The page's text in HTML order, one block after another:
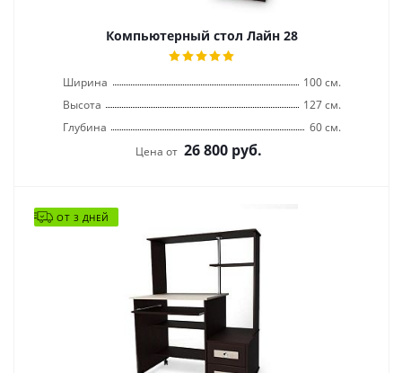
Компьютерный стол Лайн 28
Ширина
100 см.
Высота
127 см.
Глубина
60 см.
Цена от 26 800 руб.
ОТ 3 ДНЕЙ